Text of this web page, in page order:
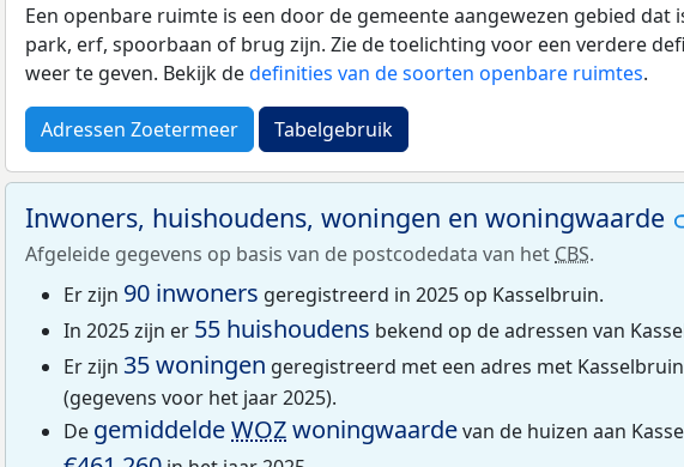
Een openbare ruimte is een door de gemeente aangewezen gebied
park, erf, spoorbaan of brug zijn. Zie de toelichting voor een verdere
weer te geven. Bekijk dedefinities van de soorten openbare ruimtes.
Adressen Zoetermeer Tabelgebruik
Inwoners, huishoudens, woningen en woningwaarde
Afgeleide gegevens op basis van de postcodedata van het CBS.
Er zijn 90 inwoners geregistreerd in 2025 op Kasselbruin.
In 2025 zijn er 55 huishoudens bekend op de adressen van
Er zijn 35 woningen geregistreerd met een adres met Kasselbruin
(gegevens voor het jaar 2025).
De gemiddeldeWOZwoningwaardevan de huizen aan